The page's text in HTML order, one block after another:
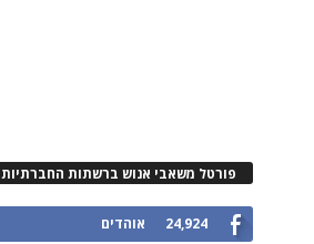
פורטל משאבי אנוש ברשתות החברתיות
24,924 אוהדים